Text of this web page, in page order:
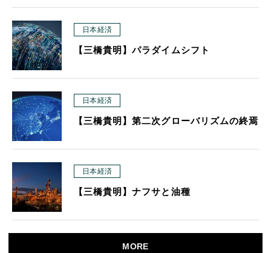
日本経済
【三橋貴明】パラダイムシフト
日本経済
【三橋貴明】第二次グローバリズムの終焉
日本経済
【三橋貴明】ナフサと油種
MORE